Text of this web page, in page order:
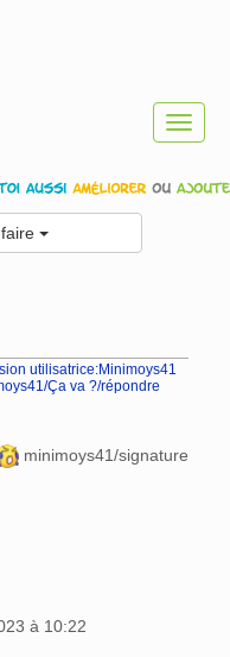
utilisatrice:Minimoys41
Ça va ?/répondre
minimoys41/signature
à 10:22